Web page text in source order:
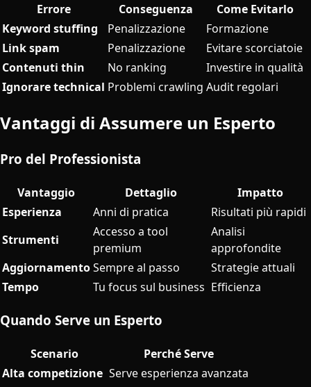
Errore Conseguenza
Come Evitarlo
Keyword stuffing
Penalizzazione
Formazione
Link spam
Penalizzazione
Evitare scorciatoie
Contenuti thin
No ranking
Investire in qualità
Ignorare technical Problemi crawling Audit regolari
Vantaggi di Assumere un Esperto
Pro del Professionista
Vantaggio Dettaglio
Impatto
Esperienza
Anni di pratica
Risultati più rapidi
Strumenti
Accesso a tool
premium
Analisi
approfondite
AggiornamentoSempre al passo
Strategie attuali
Tempo
Tu focus sul business Efficienza
Quando Serve un Esperto
Scenario
Perché Serve
Alta competizione Serve esperienza avanzata